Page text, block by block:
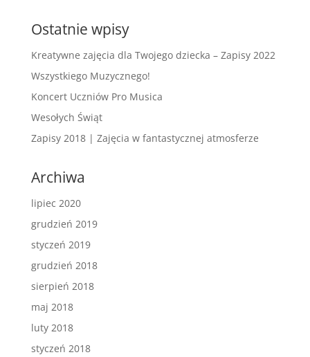
Ostatnie wpisy
Kreatywne zajęcia dla Twojego dziecka – Zapisy 2022
Wszystkiego Muzycznego!
Koncert Uczniów Pro Musica
Wesołych Świąt
Zapisy 2018 | Zajęcia w fantastycznej atmosferze
Archiwa
lipiec 2020
grudzień 2019
styczeń 2019
grudzień 2018
sierpień 2018
maj 2018
luty 2018
styczeń 2018